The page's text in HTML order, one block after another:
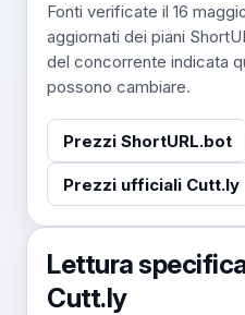
Fonti verificate il 16
aggiornati dei piani
del concorrente indicata
possono cambiare.
Prezzi ShortURL.bot
Prezzi ufficiali Cutt.ly
Lettura
Cutt.ly